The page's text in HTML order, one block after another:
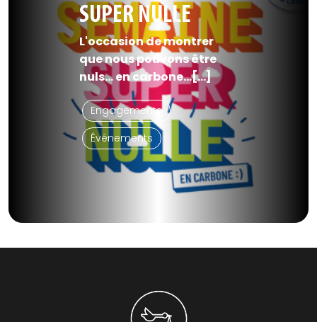
SUPER NULLE
L'occasion de montrer
que nous pouvons être
nuls… en carbone...[...]
Engagements
Événements